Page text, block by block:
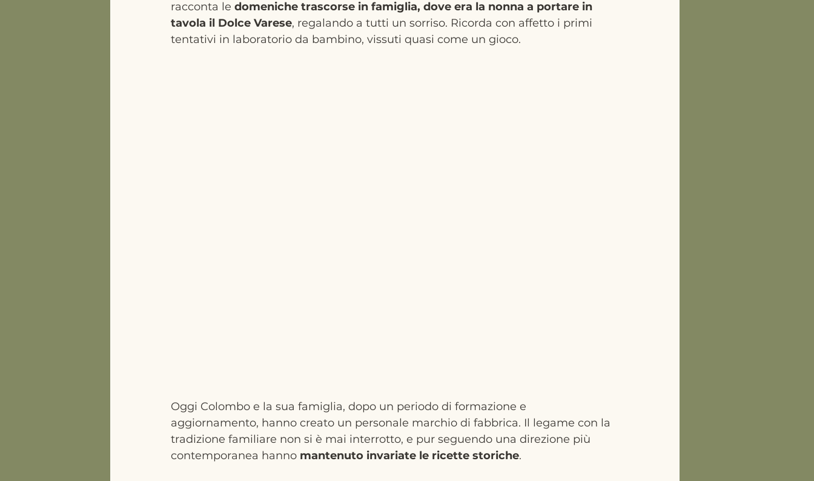
racconta le domeniche trascorse in famiglia, dove era la nonna a portare in
tavola il Dolce Varese, regalando a tutti un sorriso. Ricorda con affetto i primi
tentativi in laboratorio da bambino, vissuti quasi come un gioco.
Oggi Colombo e la sua famiglia, dopo un periodo di formazione e
aggiornamento, hanno creato un personale marchio di fabbrica. Il legame con la
tradizione familiare non si è mai interrotto, e pur seguendo una direzione più
contemporanea hanno mantenuto invariate le ricette storiche.